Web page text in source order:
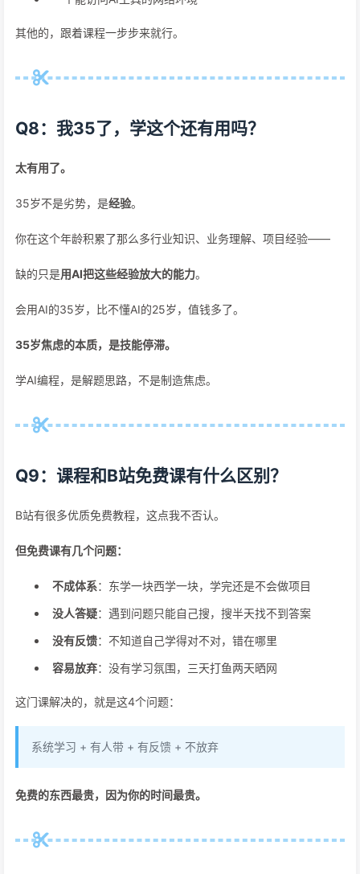
其他的，跟着课程一步步来就行。
Q8：我35了，学这个还有用吗？
太有用了。
35岁不是劣势，是经验。
你在这个年龄积累了那么多行业知识、业务理解、项目经验——
缺的只是用AI把这些经验放大的能力。
会用AI的35岁，比不懂AI的25岁，值钱多了。
35岁焦虑的本质，是技能停滞。
学AI编程，是解题思路，不是制造焦虑。
Q9：课程和B站免费课有什么区别？
B站有很多优质免费教程，这点我不否认。
但免费课有几个问题：
不成体系：东学一块西学一块，学完还是不会做项目
没人答疑：遇到问题只能自己搜，搜半天找不到答案
没有反馈：不知道自己学得对不对，错在哪里
容易放弃：没有学习氛围，三天打鱼两天晒网
这门课解决的，就是这4个问题：
系统学习 + 有人带 + 有反馈 + 不放弃
免费的东西最贵，因为你的时间最贵。